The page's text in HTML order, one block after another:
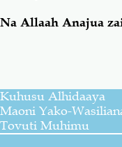
Na Allaah Anajua
Kuhusu Alhidaaya
Maoni Yako-
Tovuti Muhimu